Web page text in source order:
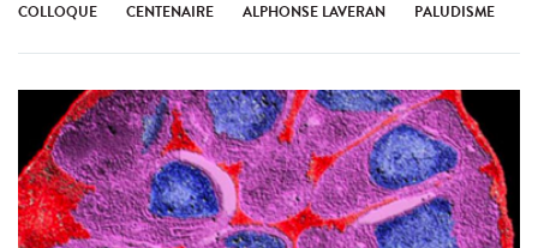
COLLOQUE CENTENAIRE ALPHONSE LAVERAN PALUDISME